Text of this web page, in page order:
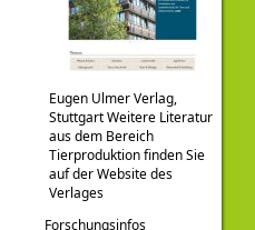
Eugen Ulmer Verlag,
Stuttgart Weitere Literatur
aus dem Bereich
Tierproduktion finden Sie
auf der Website des
Verlages
Forschungsinfos